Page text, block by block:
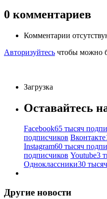
0 комментариев
Комментарии
Авторизуйтесь чтобы можно
Загрузка
Оставайтесь
Facebook65 тысяч
подписчиков Вконтакте
Instagram60 тысяч
подписчиков Youtube3
Одноклассники30
Другие новости